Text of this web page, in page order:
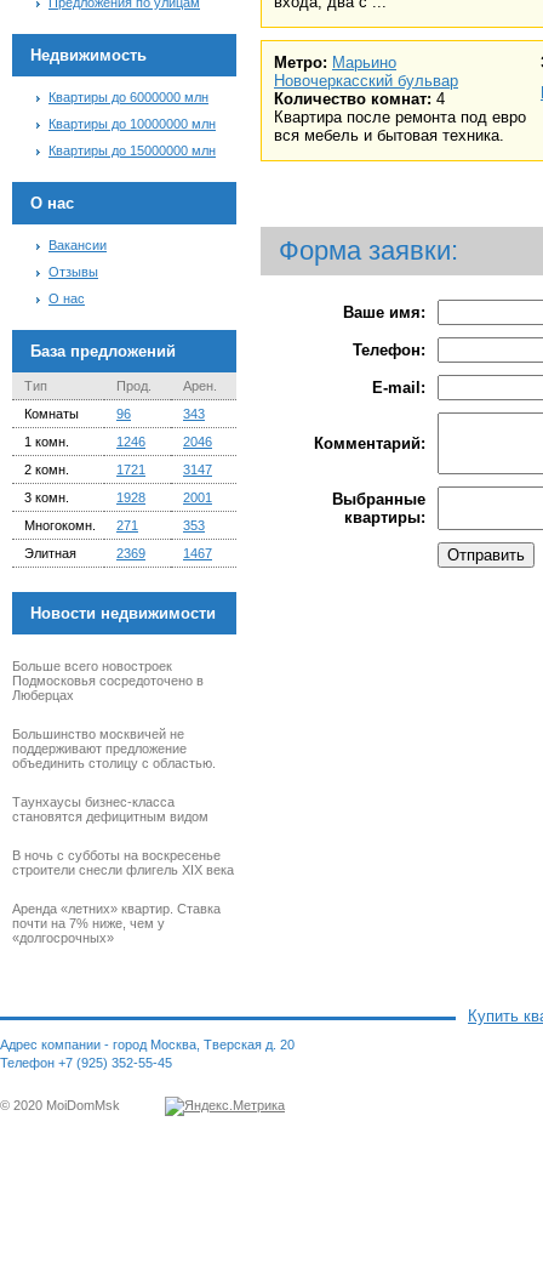
Недвижимость
Квартиры до 6000000 млн
Квартиры до 10000000 млн
Квартиры до 15000000 млн
О нас
Вакансии
Отзывы
О нас
База предложений
Тип Прод.
Арен.
Комнаты
96
343
1 комн.
1246
2046
2 комн.
1721
3147
3 комн.
1928
2001
Многокомн.
271
353
Элитная
2369 1467
Новости недвижимости
Больше всего новостроек
Подмосковья сосредоточено в
Люберцах
Большинство москвичей не
поддерживают предложение
объединить столицу с областью.
Таунхаусы бизнес-класса
становятся дефицитным видом
В ночь с субботы на воскресенье
строители снесли флигель XIX века
Аренда «летних» квартир. Ставка
почти на 7% ниже, чем у
«долгосрочных»
Метро: Марьино
Новочеркасский бульвар
Количество комнат: 4
Квартира после ремонта под евро
вся мебель и бытовая техника.
Форма заявки:
Ваше имя:
Телефон:
E-mail:
Комментарий:
Выбранные
квартиры:
Купить
Адрес компании - город Москва, Тверская д. 20
Телефон +7 (925) 352-55-45
© 2020 MoiDomMsk